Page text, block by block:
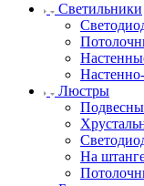
Светильники
Люстры
На